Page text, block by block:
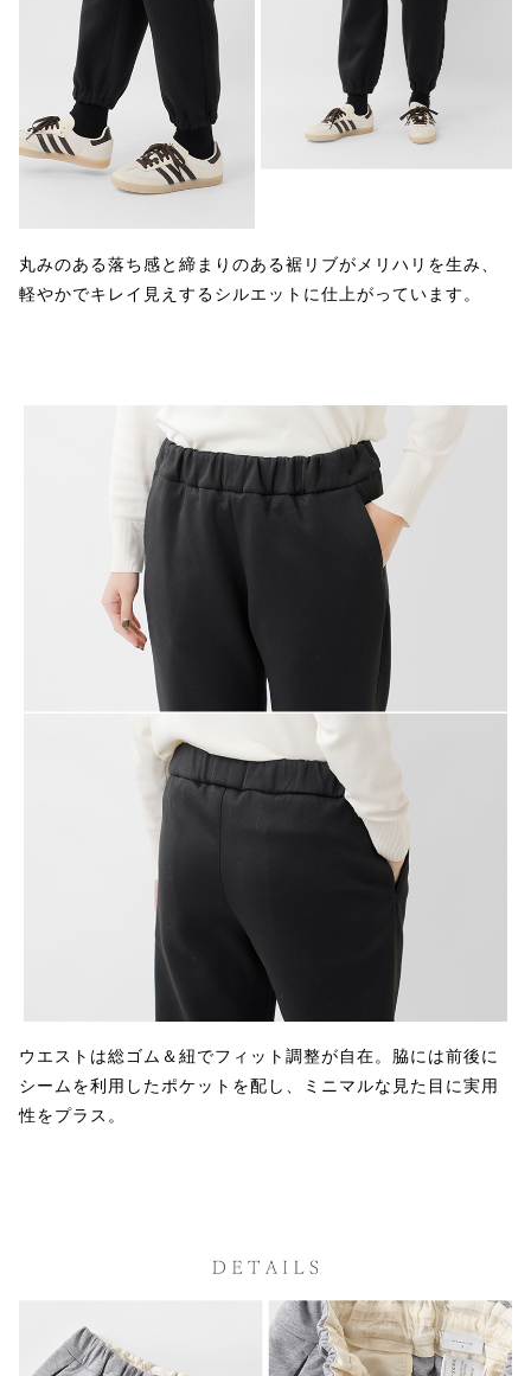
丸みのある落ち感と締まりのある裾リブがメリハリを生み、
軽やかでキレイ見えするシルエットに仕上がっています。
ウエストは総ゴム＆紐でフィット調整が自在。脇には前後に
シームを利用したポケットを配し、ミニマルな見た目に実用
性をプラス。